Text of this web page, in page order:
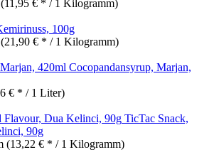
(11,95 € * / 1 Kilogramm)
100g
(21,90 € * / 1 Kilogramm)
Cocopandansyrup, Marjan,
€ * / 1 Liter)
TicTac Snack,
90g
(13,22 € * / 1 Kilogramm)